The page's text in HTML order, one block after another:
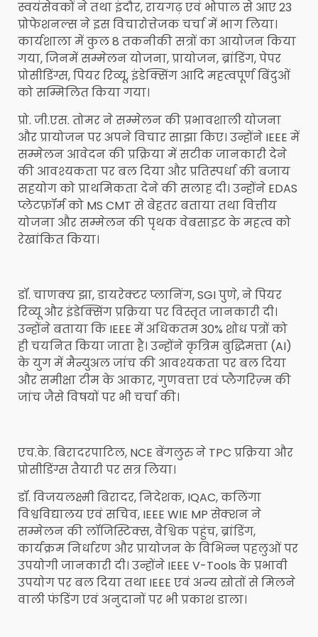
स्वयंसेवकों ने तथा इंदौर, रायगढ़ एवं भोपाल से आए 23
प्रोफेशनल्स ने इस विचारोत्तेजक चर्चा में भाग लिया।
कार्यशाला में कुल 8 तकनीकी सत्रों का आयोजन किया
गया, जिनमें सम्मेलन योजना, प्रायोजन, ब्रांडिंग, पेपर
प्रोसीडिंग्स, पियर रिव्यू, इंडेक्सिंग आदि महत्वपूर्ण बिंदुओं
को सम्मिलित किया गया।
प्रो. जी.एस. तोमर ने सम्मेलन की प्रभावशाली योजना
और प्रायोजन पर अपने विचार साझा किए। उन्होंने IEEE में
सम्मेलन आवेदन की प्रक्रिया में सटीक जानकारी देने
की आवश्यकता पर बल दिया और प्रतिस्पर्धा की बजाय
सहयोग को प्राथमिकता देने की सलाह दी। उन्होंने EDAS
प्लेटफ़ॉर्म को MS CMT से बेहतर बताया तथा वित्तीय
योजना और सम्मेलन की पृथक वेबसाइट के महत्व को
रेखांकित किया।
डॉ. चाणक्य झा, डायरेक्टर प्लानिंग, SGI पुणे, ने पियर
रिव्यू और इंडेक्सिंग प्रक्रिया पर विस्तृत जानकारी दी।
उन्होंने बताया कि IEEE में अधिकतम 30% शोध पत्रों को
ही चयनित किया जाता है। उन्होंने कृत्रिम बुद्धिमत्ता (AI)
के युग में मैन्युअल जांच की आवश्यकता पर बल दिया
और समीक्षा टीम के आकार, गुणवत्ता एवं प्लैगरिज़्म की
जांच जैसे विषयों पर भी चर्चा की।
एच.के. बिरादरपाटिल, NCE बेंगलुरु ने TPC प्रक्रिया और
प्रोसीडिंग्स तैयारी पर सत्र लिया।
डॉ. विजयलक्ष्मी बिरादर, निदेशक, IQAC, कलिंगा
विश्वविद्यालय एवं सचिव, IEEE WIE MP सेक्शन ने
सम्मेलन की लॉजिस्टिक्स, वैश्विक पहुंच, ब्रांडिंग,
कार्यक्रम निर्धारण और प्रायोजन के विभिन्न पहलुओं पर
उपयोगी जानकारी दी। उन्होंने IEEE V-Tools के प्रभावी
उपयोग पर बल दिया तथा IEEE एवं अन्य स्रोतों से मिलने
वाली फंडिंग एवं अनुदानों पर भी प्रकाश डाला।